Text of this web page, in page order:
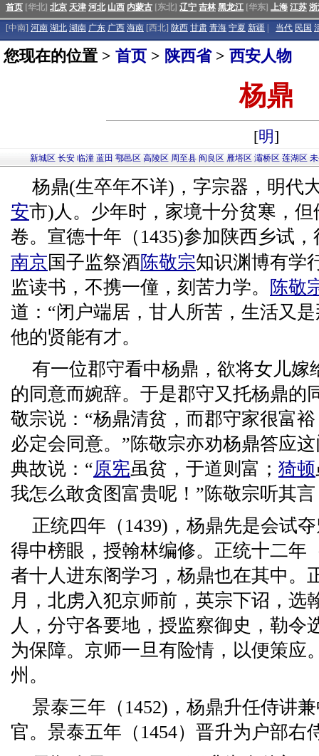
首页 [华北] 北京 天津 河北 山西 内蒙古 [东北] 辽宁 吉林 黑龙江 [华东] 上海 江苏
[中南] 河南 湖北 湖南 广东 广西 海南 [西北] 陕西 甘肃 青海 宁夏 新疆 当代 民国
您现在的位置 > 首页 > 陕西省> 西安人物
杨鼎
[明]
新城区 长安 临潼 蓝田 鄠邑区 高陵区 周至县 阎良区 雁塔区 灞桥区 莲湖区
杨鼎(生卒年不详)，字宗器，明代
安市)人。少年时，家境十分贫寒，
卷。宣德十年（1435)参加陕西乡试
南京国子监祭酒陈敬宗知识渊博有学
监读书，不携一僮，刻苦力学。
陈敬
道：“闭户端居，甘人所苦，生活又
他的贤能有才。
有一位郡守看中杨鼎，欲将女儿嫁
的同意而婉辞。于是郡守又托杨鼎的
敬宗说：“杨鼎清贫，而郡守家很富
必定会同意。”陈敬宗亦劝杨鼎答应
典故说：“原宪虽贫，于道则富； 猗顿
我怎么敢贪图富贵呢！”陈敬宗听其
正统四年（1439)，杨鼎先是会试
得中榜眼，授翰林编修。正统十二年
者十人进东阁学习，杨鼎也在其中。
月，北虏入犯京师前，英宗下诏，选
人，分守各要地，授监察御史，勒令
为保障。京师一旦有险情，以便策应
州。
景泰三年（1452)，杨鼎升任侍讲
官。景泰五年（1454）晋升为户部右